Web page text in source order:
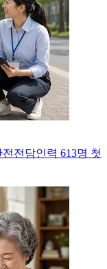
전담인력 613명 첫